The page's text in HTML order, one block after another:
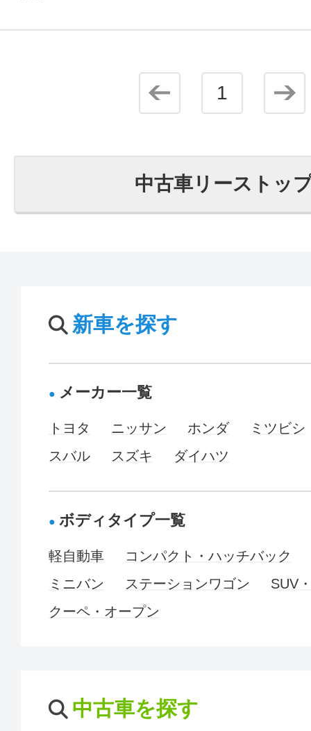
1
中古車リーストッ
新車を探す
メーカー一覧
トヨタ ニッサン ホンダ
ミツビシ
スバル
スズキ ダイハツ
ボディタイプ一覧
軽自動車
コンパクト・ハッチバック
ミニバン
ステーションワゴン
SUV
クーペ・オープン
中古車を探す